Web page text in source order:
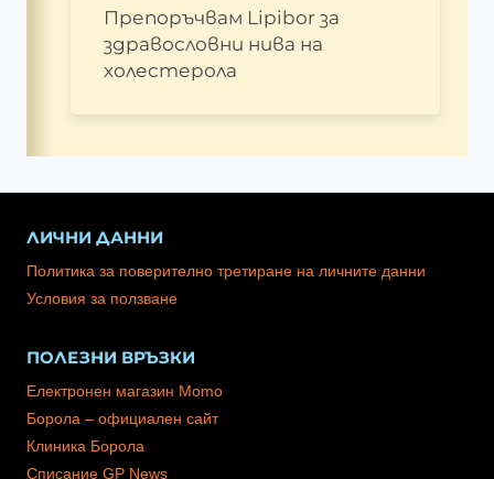
Препоръчвам Lipibor за
здравословни нива на
холестерола
ЛИЧНИ ДАННИ
Политика за поверително третиране на личните данни
Условия за ползване
ПОЛЕЗНИ ВРЪЗКИ
Електронен магазин Momo
Борола – официален сайт
Клиника Борола
Списание GP News